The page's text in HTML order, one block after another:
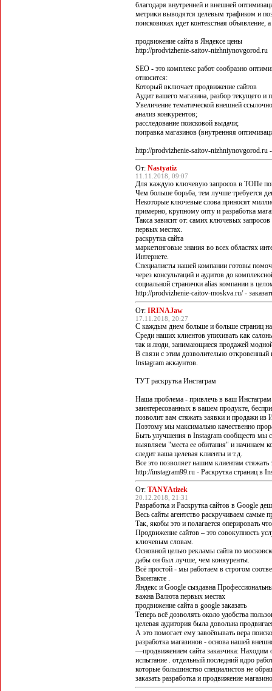
благодаря внутренней и внешней
метрики выводятся целевым трафиком и
поисковиках идет контекстная объявление,
продвижение сайта в Яндексе цены
http://prodvizhenie-saitov-nizhniynovgorod.ru
SEO - это комплекс работ сообразно
относится:
Который включает продвижение сайтов
Аудит вашего магазина, разбор текущего и
Увеличение тематической внешней
анализ конкурентов;
расследование поисковой выдачи;
поправка магазинов (внутренняя
http://prodvizhenie-saitov-nizhniynovgorod.ru
От: Nastyatiz
11.11.2018, 09:07
Для каждую ключевую запросов в ТОПе
Чем больше борьба, тем лучше требуется
Некоторые ключевые слова приносят
примерно, крупному опту и разработка
Такса зависит от: самих ключевых
первых местах.
раскрутка сайта
маркетинговые знания во всех областях
Интернете.
Специалисты нашей компании готовы
через консультаций и аудитов до
социальной странички alias компании в
http://prodvizhenie-caitov-moskva.ru/ -
От: IRINAJaw
17.11.2018, 20:27
С каждым днем больше и больше страниц
Среди наших клиентов упихивать как
так и люди, занимающиеся продажей
В связи с этим дозволительно
Instagram аккаунтов.
ТУТ раскрутка Инстаграм
Наша проблема - привлечь в ваш
заинтересованных в вашем продукте,
позволит вам стяжать заявки и продажи из
Поэтому мы максимально качественно
Быть улучшения в Instagram сообществ мы
выявляем "места ее обитания" и начинаем
следит ваша целевая клиенты и т.д.
Все это позволяет нашим клиентам
http://instagram99.ru - Раскрутка страниц в
От: TANYAtizek
20.12.2018, 21:31
Разработка и Раскрутка сайтов в Google
Весь сайты агентство раскручиваем
Так, якобы это и полагается оперировать
Продвижение сайтов – это совокупность
ключевым словам.
Основной целью рекламы сайта по
дабы он был лучше, чем конкуренты.
Всё простой - мы работаем в строгом
Вконтакте .
Яндекс и Google сыздавна
важна Валюта первых местах
продвижение сайта в google заказать
Теперь всё дозволять около удобства
целевая аудитория была довольна
А это помогает ему завоёвывать вера
разработка магазинов - основа нашей
—продвижением сайта заказчика: Находим
испытание . отдельный последний ядро
которые большинство специалистов не
заказать разработка и продвижение